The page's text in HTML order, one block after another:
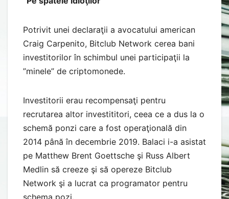
Potrivit unei declaraţii a avocatului american
Craig Carpenito, Bitclub Network cerea bani
investitorilor în schimbul unei participaţii la
”minele” de criptomonede.
Investitorii erau recompensaţi pentru
recrutarea altor investititori, ceea ce a dus la o
schemă ponzi care a fost operaţională din
2014 până în decembrie 2019. Balaci i-a asistat
pe Matthew Brent Goettsche şi Russ Albert
Medlin să creeze şi să opereze Bitclub
Network şi a lucrat ca programator pentru
schema pozi.